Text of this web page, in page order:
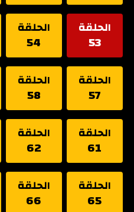
الحلقة
53
الحلقة
54
الحلقة
57
الحلقة
58
الحلقة
61
الحلقة
62
الحلقة
65
الحلقة
66